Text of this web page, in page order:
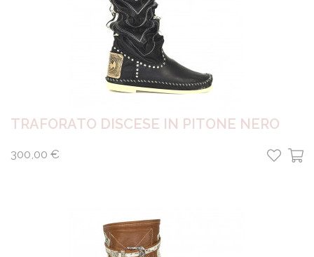
TRAFORATO DISCESE IN PITONE NERO
300,00 €